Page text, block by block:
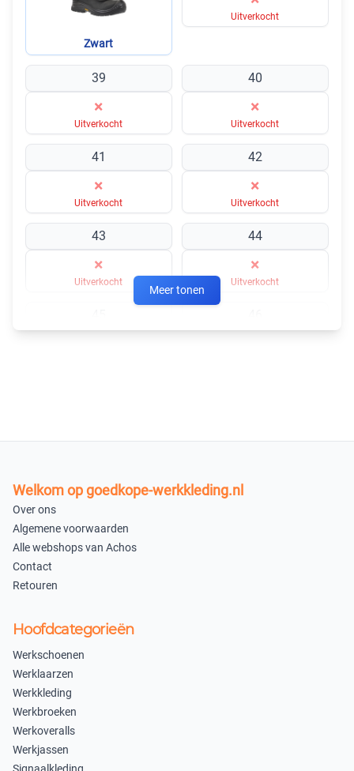
Zwart
Uitverkocht
39
×
Uitverkocht
40
×
Uitverkocht
41
×
Uitverkocht
42
×
Uitverkocht
43
×
Uitverkocht
44
×
Uitverkocht
Uitverkocht Uitverkocht
Meer tonen
Welkom op goedkope-werkkleding.nl
Over ons
Algemene voorwaarden
Alle webshops van Achos
Contact
Retouren
Hoofdcategorieën
Werkschoenen
Werklaarzen
Werkkleding
Werkbroeken
Werkoveralls
Werkjassen
Signaalkleding